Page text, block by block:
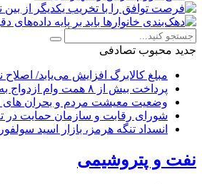
جدید محبوب تصادفی
مبلغ کالابرگ افزایش می‌یابد/
پرداخت بیش از ۸ همت وام ازدواج به زوج‌های جوان توسط بانک ملی ایران
وضعیت معیشت مردم و بحران های
شورای رقابت و سازمان حمایت در
انسداد تنگه هرمز، بازار اسید
نفت و پتروشیمی